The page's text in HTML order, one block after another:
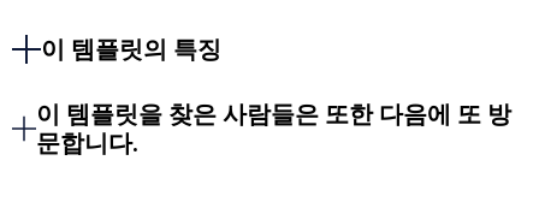
이 템플릿의 특징
이 템플릿을 찾은 사람들은 또한 다음에 또 방
문합니다.